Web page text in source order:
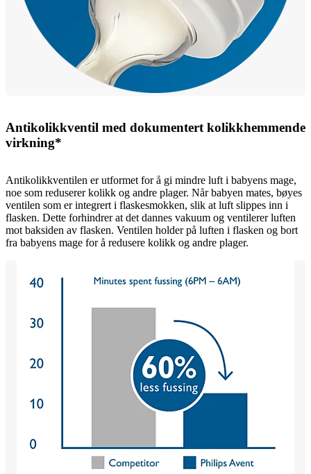
Antikolikkventil med dokumentert kolikkhemmende
virkning*
Antikolikkventilen er utformet for å gi mindre luft i babyens mage,
noe som reduserer kolikk og andre plager. Når babyen mates, bøyes
ventilen som er integrert i flaskesmokken, slik at luft slippes inn i
flasken. Dette forhindrer at det dannes vakuum og ventilerer luften
mot baksiden av flasken. Ventilen holder på luften i flasken og bort
fra babyens mage for å redusere kolikk og andre plager.